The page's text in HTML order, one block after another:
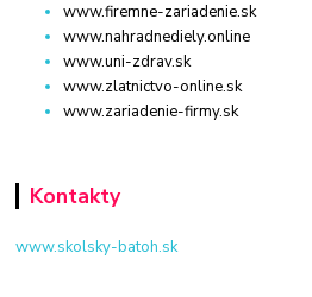
www.firemne-zariadenie.sk
www.nahradnediely.online
www.uni-zdrav.sk
www.zlatnictvo-online.sk
www.zariadenie-firmy.sk
Kontakty
www.skolsky-batoh.sk